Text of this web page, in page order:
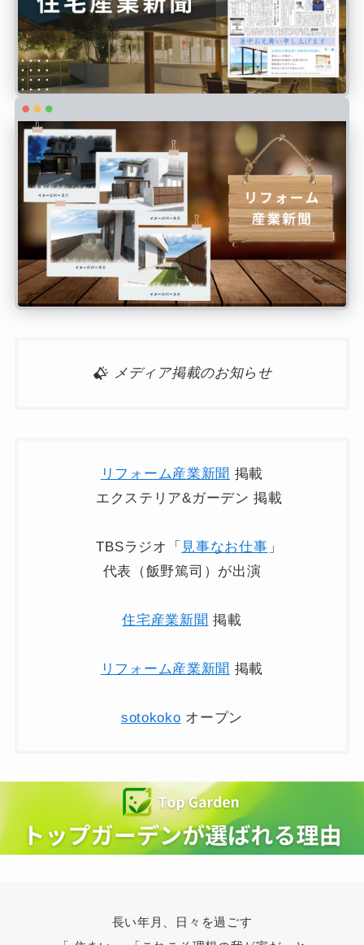
メディア掲載のお知らせ
リフォーム産業新聞 掲載
エクステリア&ガーデン 掲載
TBSラジオ「 見事なお仕事 」
代表（飯野篤司）が出演
住宅産業新聞 掲載
リフォーム産業新聞 掲載
sotokoko オープン
長い年月、日々を過ごす